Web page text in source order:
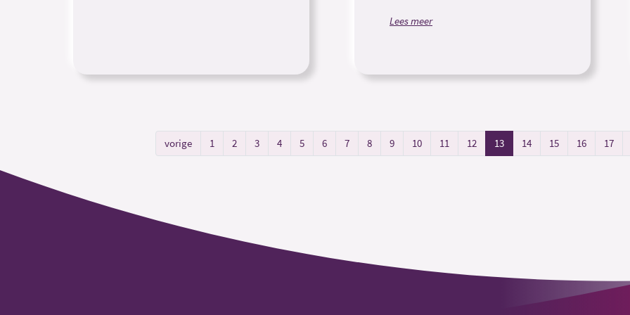
Lees meer
vorige 1 2 3 4 5 6 7 8 9 10 11 12 13 14 15 16 17